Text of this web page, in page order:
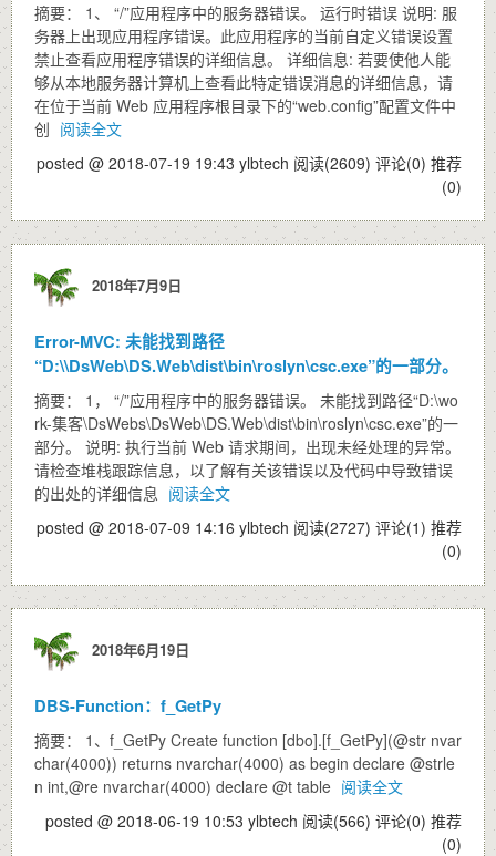
摘要： 1、 “/”应用程序中的服务器错误。 运行时错误 说明: 服
务器上出现应用程序错误。此应用程序的当前自定义错误设置
禁止查看应用程序错误的详细信息。 详细信息: 若要使他人能
够从本地服务器计算机上查看此特定错误消息的详细信息，请
在位于当前 Web 应用程序根目录下的“web.config”配置文件中
创 阅读全文
posted @ 2018-07-19 19:43 ylbtech 阅读(2609) 评论(0) 推荐
(0)
2018年7月9日
Error-MVC: 未能找到路径
“D:\\DsWeb\DS.Web\dist\bin\roslyn\csc.exe”的一部分。
摘要： 1， “/”应用程序中的服务器错误。 未能找到路径“D:\wo
rk-集客\DsWebs\DsWeb\DS.Web\dist\bin\roslyn\csc.exe”的一
部分。 说明: 执行当前 Web 请求期间，出现未经处理的异常。
请检查堆栈跟踪信息，以了解有关该错误以及代码中导致错误
的出处的详细信息 阅读全文
posted @ 2018-07-09 14:16 ylbtech 阅读(2727) 评论(1) 推荐
(0)
2018年6月19日
DBS-Function：f_GetPy
摘要： 1、f_GetPy Create function [dbo].[f_GetPy](@str nvar
char(4000)) returns nvarchar(4000) as begin declare @strle
n int,@re nvarchar(4000) declare @t table 阅读全文
posted @ 2018-06-19 10:53 ylbtech 阅读(566) 评论(0) 推荐
(0)